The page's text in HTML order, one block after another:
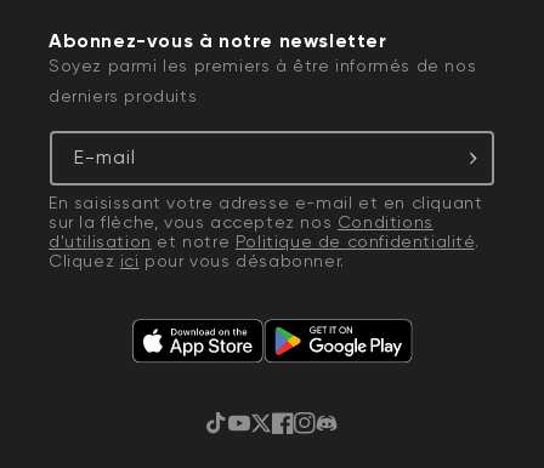
Abonnez-vous à notre newsletter
Soyez parmi les premiers à être informés de nos
derniers produits
E-mail
En saisissant votre adresse e-mail et en cliquant
sur la flèche, vous acceptez nos Conditions
d'utilisation et notre Politique de confidentialité.
Cliquez ici pour vous désabonner.
TikTok
YouTube
Gazouillement
Facebook
Instagram
Discorde